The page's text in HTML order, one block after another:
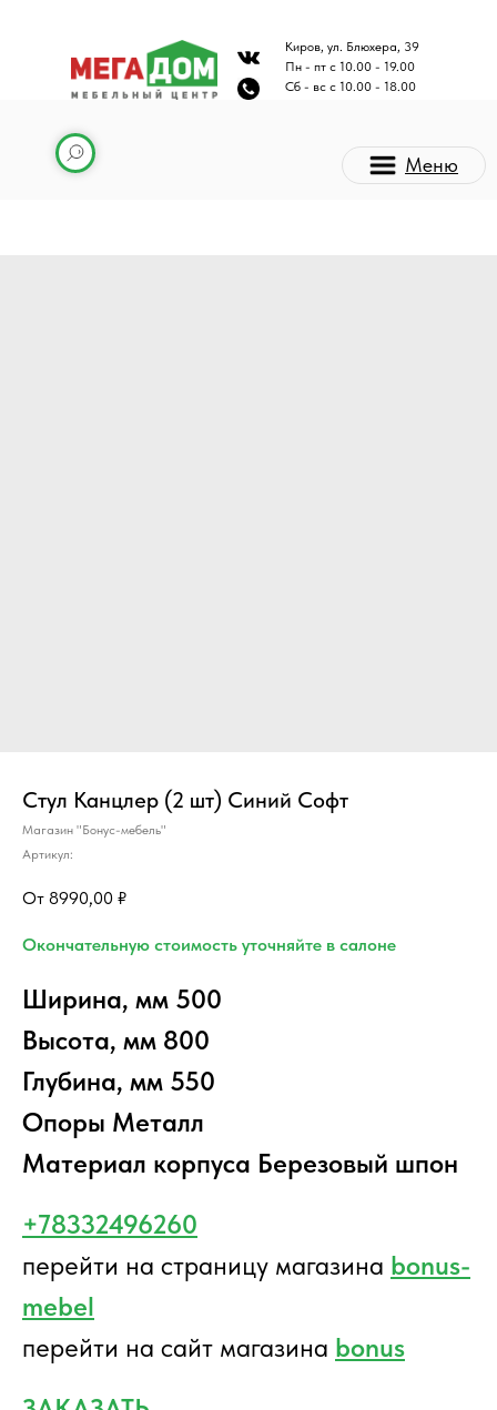
Киров, ул. Блюхера, 39
Пн - пт с 10.00 - 19.00
Сб - вс с 10.00 - 18.00
Меню
Стул Канцлер (2 шт) Синий Софт
Магазин "Бонус-мебель"
Артикул:
8990,00 ₽
Окончательную стоимость уточняйте в салоне
Ширина, мм 500
Высота, мм 800
Глубина, мм 550
Опоры Металл
Материал корпуса Березовый шпон
+78332496260
перейти на страницу магазина bonus-
mebel
перейти на сайт магазина bonus